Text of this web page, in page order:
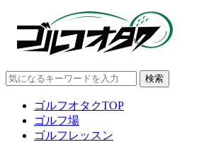
ゴルフオタクTOP
ゴルフ場
ゴルフレッスン